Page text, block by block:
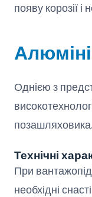
появу корозії
Однією з
позашляховика.
Технічні
При
необхідні